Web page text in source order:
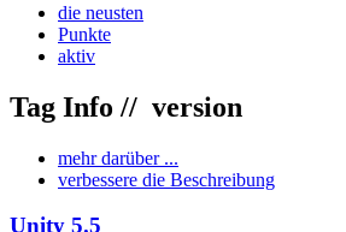
die neusten
Punkte
aktiv
Tag Info // version
mehr darüber ...
verbessere die Beschreibung
Unity 5.5